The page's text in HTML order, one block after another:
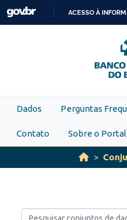
Skip to main content
ACESSO À
Dados Perguntas
Contato Sobre o Portal